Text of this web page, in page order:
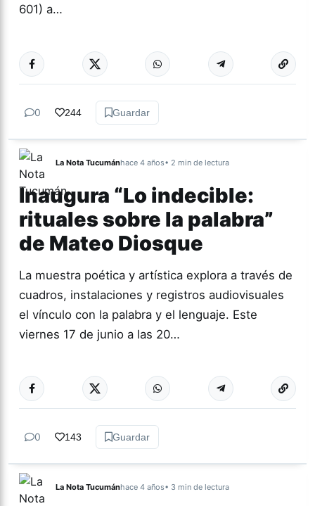
601) a…
CULTURA Más
0 244 Guardar
La Nota Tucumánhace 4 años• 2 min de lectura
Inaugura “Lo indecible:
rituales sobre la palabra”
de Mateo Diosque
La muestra poética y artística explora a través de
cuadros, instalaciones y registros audiovisuales
el vínculo con la palabra y el lenguaje. Este
viernes 17 de junio a las 20…
CULTURA Más
0 143 Guardar
La Nota Tucumánhace 4 años• 3 min de lectura